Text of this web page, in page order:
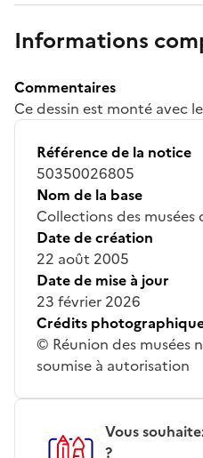
Informations
Commentaires
Ce dessin est monté avec
Référence de la notice
50350026805
Nom de la base
Collections des musées
Date de création
22 août 2005
Date de mise à jour
23 février 2026
Crédits
© Réunion des musées
soumise à autorisation
Vous
?